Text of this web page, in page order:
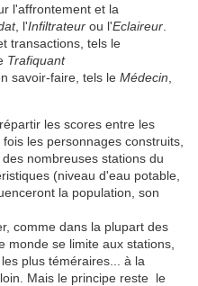
l'affrontement et la
, l'Infiltrateur ou l'Eclaireur
transactions, tels le
Trafiquant
savoir-faire, tels le Médecin
les scores entre les
les personnages construits,
nombreuses stations du
(niveau d'eau potable,
la population, son
comme dans la plupart des
monde se limite aux stations,
plus téméraires... à la
Mais le principe reste le